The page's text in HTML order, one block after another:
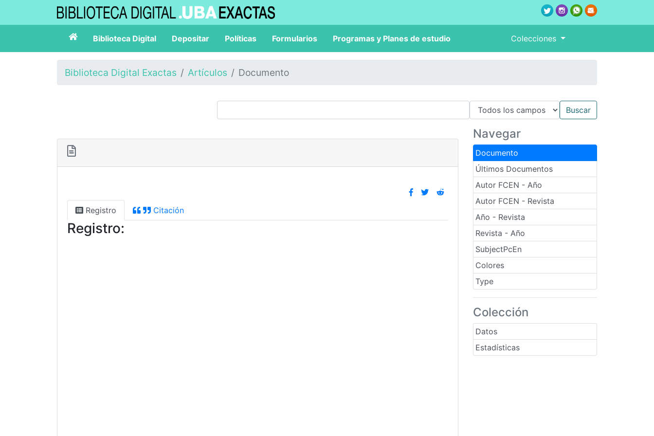
Biblioteca Digital Depositar Políticas Formularios Programas y Planes de estudio Colecciones
Biblioteca Digital Exactas Artículos Documento
Navegar
Documento
Últimos Documentos
Autor FCEN - Año
Autor FCEN - Revista
Año - Revista
Revista - Año
SubjectPcEn
Colores
Type
Colección
Datos
Estadísticas
Registro Citación
Registro: